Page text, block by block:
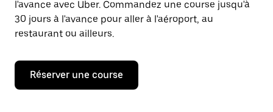
l'avance avec Uber. Commandez une course jusqu'à
30 jours à l'avance pour aller à l'aéroport, au
restaurant ou ailleurs.
Réserver une course